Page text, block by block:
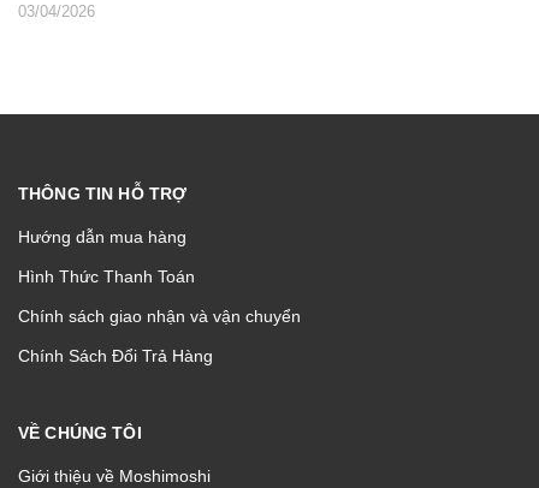
03/04/2026
THÔNG TIN HỖ TRỢ
Hướng dẫn mua hàng
Hình Thức Thanh Toán
Chính sách giao nhận và vận chuyển
Chính Sách Đổi Trả Hàng
VỀ CHÚNG TÔI
Giới thiệu về Moshimoshi